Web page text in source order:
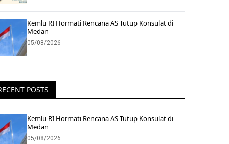
Kemlu RI Hormati Rencana AS Tutup Konsulat di
Medan
05/08/2026
POSTS
Kemlu RI Hormati Rencana AS Tutup Konsulat di
Medan
05/08/2026